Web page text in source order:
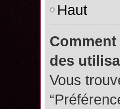
Haut
des
Vous